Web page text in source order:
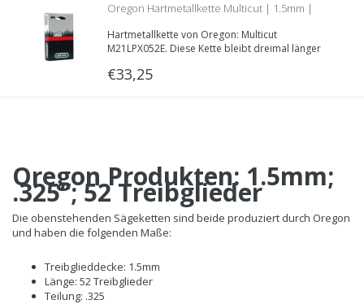
Oregon Hartmetallkette Multicut | 1.5mm |
.325 | 52 Treibglieder | M21LPX052E
Hartmetallkette von Oregon: Multicut
M21LPX052E. Diese Kette bleibt dreimal länger
Schneider.
€33,25
Oregon Produkten: 1.5mm;
.325“; 52 Treibglieder
Die obenstehenden Sägeketten sind beide produziert durch Oregon
und haben die folgenden Maße:
Treibglieddecke: 1.5mm
Länge: 52 Treibglieder
Teilung: .325